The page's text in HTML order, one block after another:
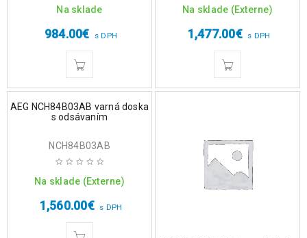
Na sklade
984.00€ s DPH
Na sklade (Externe)
1,477.00€ s DPH
AEG NCH84B03AB varná doska
s odsávaním
NCH84B03AB
Na sklade (Externe)
1,560.00€ s DPH